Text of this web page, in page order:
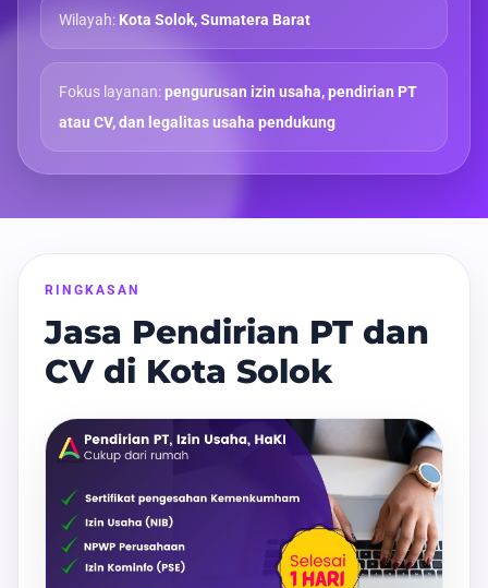
Wilayah:Kota Solok, Sumatera Barat
Fokus layanan:pengurusan izin usaha, pendirian PT
atau CV, dan legalitas usaha pendukung
RINGKASAN
Jasa Pendirian PT dan
CV di Kota Solok